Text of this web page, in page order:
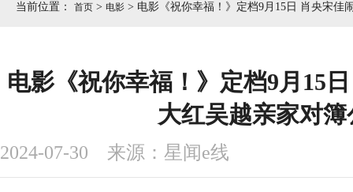
当前位置： 首页 > 电影 > 电影《祝你幸福！》定档9月15日 肖央宋佳
电影《祝你幸福！》定档9月15
大红吴越亲家对簿
2024-07-30 来源：星闻e线